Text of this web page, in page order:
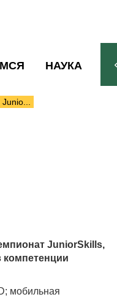
НАУКА
JuniorSkills,
компетенции
мобильная